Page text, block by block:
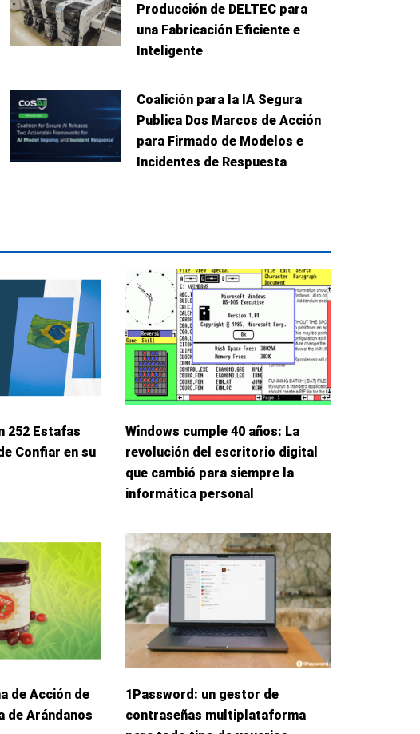
Producción de DELTEC para
una Fabricación Eficiente e
Inteligente
Coalición para la IA Segura
Publica Dos Marcos de Acción
para Firmado de Modelos e
Incidentes de Respuesta
252 Estafas
Confiar en su
Windows cumple 40 años: La
revolución del escritorio digital
que cambió para siempre la
informática personal
de Acción de
de Arándanos
1Password: un gestor de
contraseñas multiplataforma